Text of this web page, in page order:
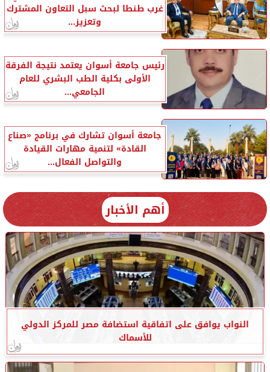
غرب طنطا لبحث سبل التعاون المشترك
وتعزيز...
رئيس جامعة أسوان يعتمد نتيجة الفرقة
الأولى بكلية الطب البشري للعام
الجامعي...
جامعة أسوان تشارك في برنامج «صناع
القادة» لتنمية مهارات القيادة
والتواصل الفعال...
أهم الأخبار
النواب يوافق على اتفاقية استضافة مصر للمركز الدولي
للأسماك